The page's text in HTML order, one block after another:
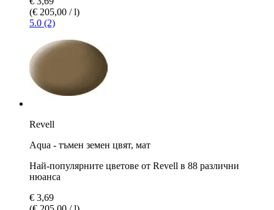
(€ 205,00 / l)
5.0 (2)
Revell
Aqua - тъмен земен цвят, мат
Най-популярните цветове от Revell в 88 различни
нюанса
€ 3,69